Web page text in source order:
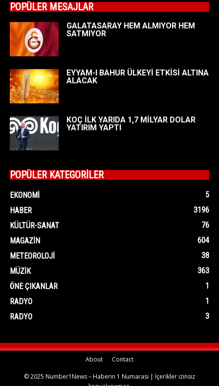
POPÜLER MESAJLAR
GALATASARAY HEM ALMIYOR HEM
SATMIYOR
EYYAM-I BAHUR ÜLKEYİ ETKİSİ ALTINA
ALACAK
KOÇ İLK YARIDA 1,7 MİLYAR DOLAR
YATIRIM YAPTI
POPÜLER KATEGORİLER
EKONOMI
5
HABER
3196
KÜLTÜR-SANAT
76
MAGAZIN
604
METEOROLOJI
38
MÜZIK
363
ÖNE ÇIKANLAR
1
RADYO
1
RADYO
3
About Contact
© 2025 Number1News – Haberin 1 Numarası | İçerikler izinsiz